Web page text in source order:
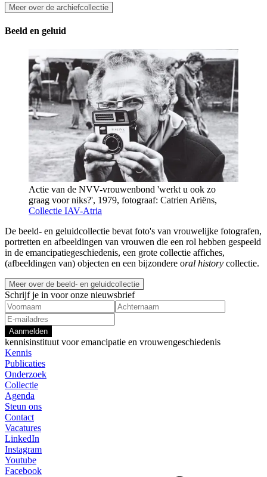
Meer over de archiefcollectie
Beeld en geluid
Actie van de NVV-vrouwenbond 'werkt u ook zo
graag voor niks?', 1979, fotograaf: Catrien Ariëns,
Collectie IAV-Atria
De beeld- en geluidcollectie bevat foto's van vrouwelijke fotografen,
portretten en afbeeldingen van vrouwen die een rol hebben gespeeld
in de emancipatiegeschiedenis, een grote collectie affiches,
(afbeeldingen van) objecten en een bijzondere oral history collectie.
Meer over de beeld- en geluidcollectie
Schrijf je in voor onze nieuwsbrief
Aanmelden
kennisinstituut voor emancipatie en vrouwengeschiedenis
Kennis
Publicaties
Onderzoek
Collectie
Agenda
Steun ons
Contact
Vacatures
LinkedIn
Instagram
Youtube
Facebook